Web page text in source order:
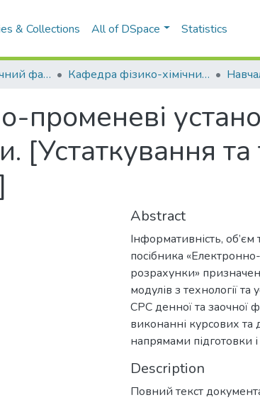
& Collections All of DSpace Statistics
Інженерно-фізичний факультет (ІФФ) Кафедра фізико-хімічних основ технології металів (ФХОТМ ІФФ)
променеві
[Устаткування та
Abstract
Інформативність, об’єм
посібника
розрахунки»
модулів з технології та
СРС денної та заочної
виконанні курсових та
напрямами підготовки
Description
Повний текст